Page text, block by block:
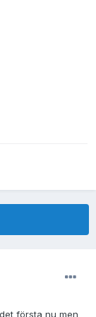
första nu men